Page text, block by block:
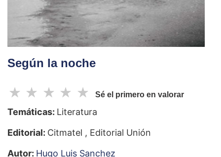
Según la noche
☆
☆
☆
☆
☆ Sé el primero en valorar
Temáticas: Literatura
Editorial: Citmatel , Editorial Unión
Autor: Hugo Luis Sanchez